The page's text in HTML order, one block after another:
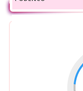
(8 ans)